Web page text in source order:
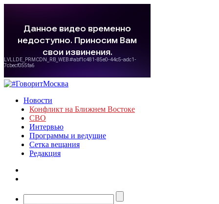
Новости
Конфликт на Ближнем Востоке
СВО
Интервью
Программы и ведущие
Сетка вещания
Редакция